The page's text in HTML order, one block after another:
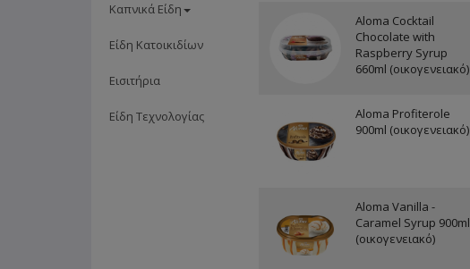
Καπνικά Είδη
Είδη Κατοικιδίων
Εισιτήρια
Είδη Τεχνολογίας
Aloma Cocktail
Chocolate with
Raspberry Syrup
660ml (οικογενειακό)
Aloma Profiterole
900ml (οικογενειακό)
Aloma Vanilla -
Caramel Syrup 900ml
(οικογενειακό)